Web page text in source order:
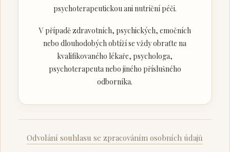
psychoterapeutickou ani nutriční péči.
V případě zdravotních, psychických, emočních
nebo dlouhodobých obtíží se vždy obraťte na
kvalifikovaného lékaře, psychologa,
psychoterapeuta nebo jiného příslušného
odborníka.
Odvolání souhlasu se zpracováním osobních údajů